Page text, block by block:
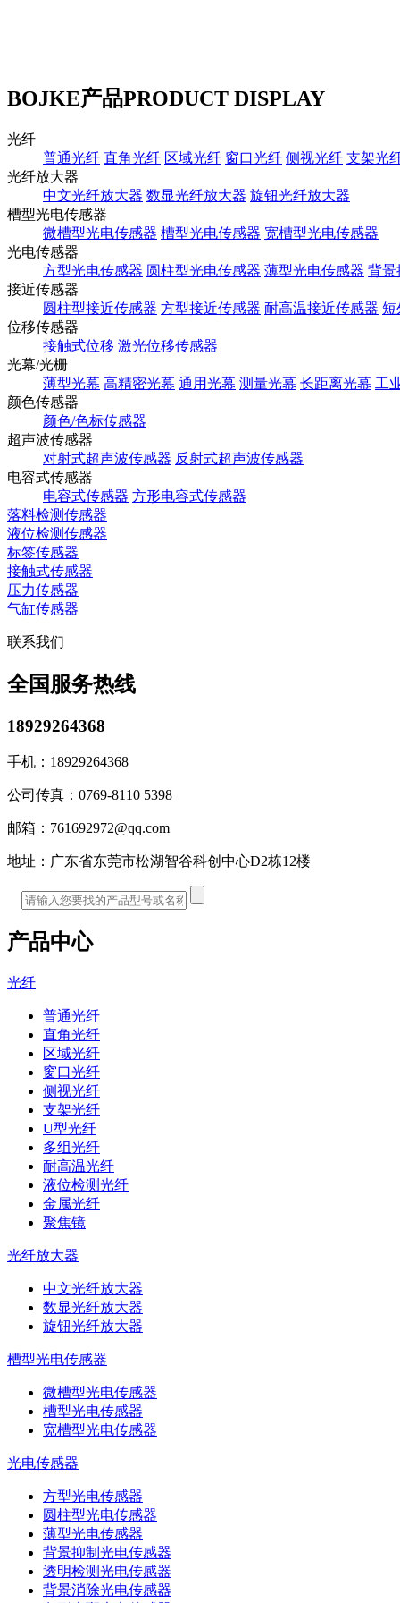
BOJKE产品PRODUCT DISPLAY
光纤
普通光纤 直角光纤 区域光纤 窗口光纤 侧视光纤 支架光
光纤放大器
中文光纤放大器 数显光纤放大器 旋钮光纤放大器
槽型光电传感器
微槽型光电传感器 槽型光电传感器 宽槽型光电传感器
光电传感器
方型光电传感器 圆柱型光电传感器 薄型光电传感器 背景
接近传感器
圆柱型接近传感器 方型接近传感器 耐高温接近传感器 短
位移传感器
接触式位移 激光位移传感器
光幕/光栅
薄型光幕 高精密光幕 通用光幕 测量光幕 长距离光幕 工
颜色传感器
颜色/色标传感器
超声波传感器
对射式超声波传感器 反射式超声波传感器
电容式传感器
电容式传感器 方形电容式传感器
落料检测传感器
液位检测传感器
标签传感器
接触式传感器
压力传感器
气缸传感器
联系我们
全国服务热线
18929264368
手机： 18929264368
公司传真： 0769-8110 5398
邮箱： 761692972@qq.com
地址： 广东省东莞市松湖智谷科创中心D2栋12楼
产品中心
光纤
普通光纤
直角光纤
区域光纤
窗口光纤
侧视光纤
支架光纤
U型光纤
多组光纤
耐高温光纤
液位检测光纤
金属光纤
聚焦镜
光纤放大器
中文光纤放大器
数显光纤放大器
旋钮光纤放大器
槽型光电传感器
微槽型光电传感器
槽型光电传感器
宽槽型光电传感器
光电传感器
方型光电传感器
圆柱型光电传感器
薄型光电传感器
背景抑制光电传感器
透明检测光电传感器
背景消除光电传感器